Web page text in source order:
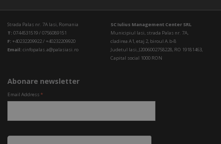
Strada Palas nr. 7A Iasi, Romania
T: 0744531519 / 0756089151
F: +40232209922 / +40232209920
Email: cinfopalas.a@palasiasi.ro
SC Iulius Management Center SRL
Municipiul Iasi, strada Palas nr. 7A,
cladirea A1, etaj 2, biroul A.b-8
Judetul Iasi, J2006002758228, RO 19181463,
Capital social 1000 RON
Abonare newsletter
Email Address*